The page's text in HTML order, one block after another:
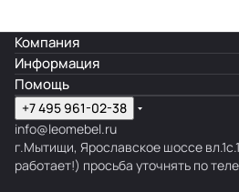
Компания
Информация
Помощь
+7 495 961-02-38
info@leomebel.ru
г.Мытищи, Ярославское шоссе вл.1с.1
работает!) просьба уточнять по